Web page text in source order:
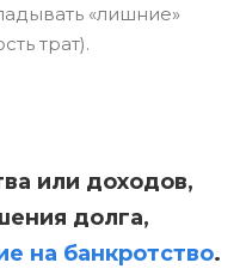
«лишние»
трат).
или доходов,
долга,
на банкротство.